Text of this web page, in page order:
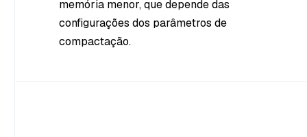
memória menor, que depende das
configurações dos parâmetros de
compactação.